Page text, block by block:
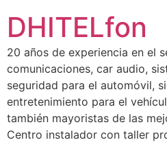
DHITELfon
20 años de experiencia en el
comunicaciones, car audio,
seguridad para el automóvil,
entretenimiento para el
también mayoristas de las
Centro instalador con taller